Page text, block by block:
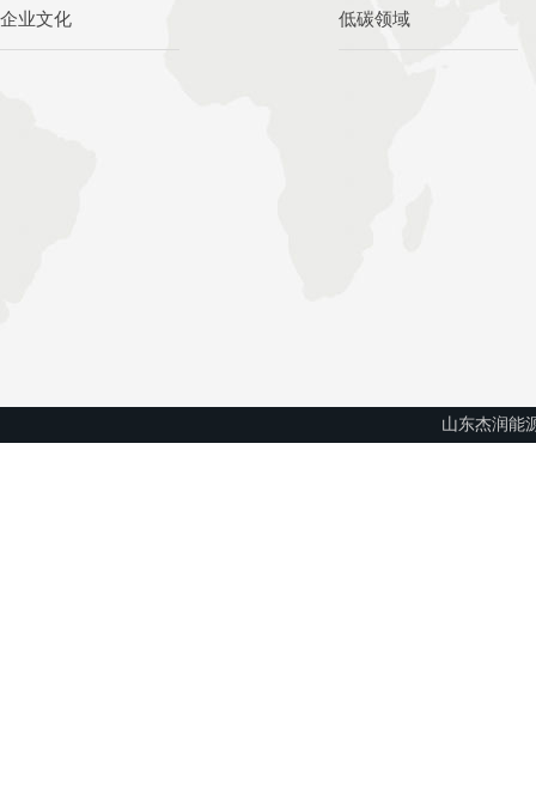
企业文化 低碳领域
山东杰润能